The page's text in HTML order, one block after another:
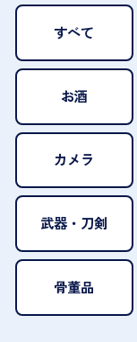
すべて
お酒
カメラ
武器・刀剣
骨董品